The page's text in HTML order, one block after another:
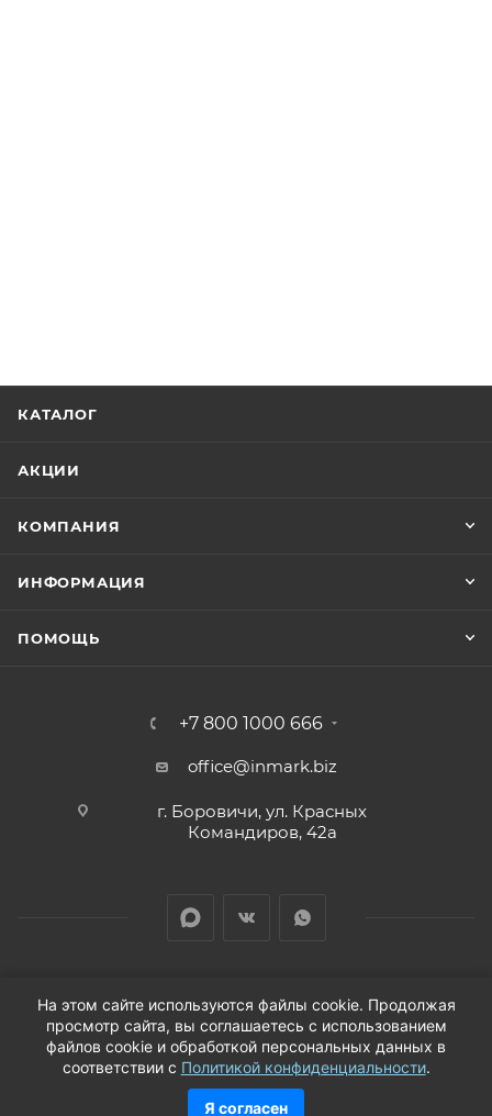
КАТАЛОГ
АКЦИИ
КОМПАНИЯ
ИНФОРМАЦИЯ
ПОМОЩЬ
+7 800 1000 666
office@inmark.biz
г. Боровичи, ул. Красных
Командиров, 42а
2026 © Продажа автозапчастей для иномарок в
Новгородской области
На этом сайте используются файлы cookie. Продолжая
просмотр сайта, вы соглашаетесь с использованием
файлов cookie и обработкой персональных данных в
соответствии с Политикой конфиденциальности.
Я согласен